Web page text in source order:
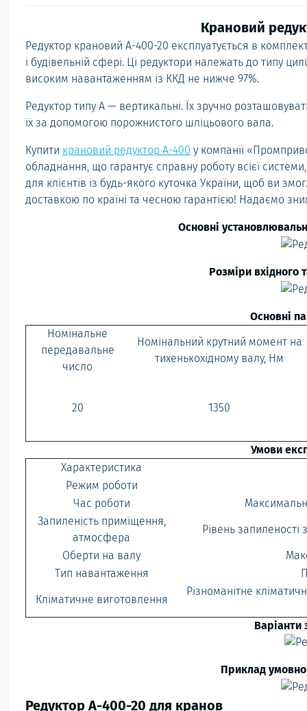
Крановий
Редуктор крановий А-400-20 експлуатується в
і будівельній сфері. Ці редуктори належать до типу
високим навантаженням із ККД не нижче 97%.
Редуктор типу А — вертикальні. Їх зручно
їх за допомогою порожнистого шліцьового вала.
Купити крановий редуктор А-400 у компанії
обладнання, що гарантує справну роботу всієї
для клієнтів із будь-якого куточка України, щоб ви
доставкою по країні та чесною гарантією! Надаємо
Основні
Розміри вхідного
Основні
Номінальне
передавальне
число
Номінальний крутний момент на
тихенькохідному валу, Нм
20 1350
Умови
Характеристика
Режим роботи
Час роботи
Запиленість приміщення,
атмосфера
Рівень
Оберти на валу
Тип навантаження
Кліматичне виготовлення
Різноманітне
Варіанти
Приклад
Редуктор А-400-20 для кранов